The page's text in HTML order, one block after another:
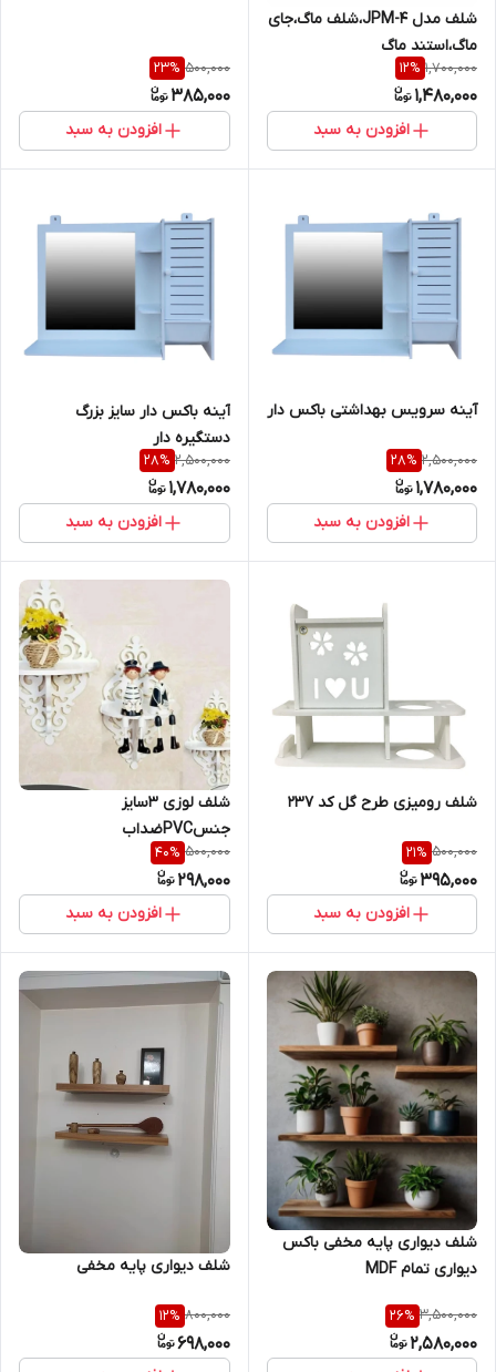
شلف مدل JPM-4،شلف ماگ،جای
ماگ،استند ماگ
1,700,000
12%
1,480,000
افزودن به سبد
500,000
23%
385,000
افزودن به سبد
آینه سرویس بهداشتی باکس دار
2,500,000
28%
1,780,000
افزودن به سبد
آینه باکس دار سایز بزرگ
دستگیره دار
2,500,000
28%
1,780,000
افزودن به سبد
شلف رومیزی طرح گل کد 237
500,000
21%
395,000
افزودن به سبد
شلف لوزی ۳سایز
جنسPVCضداب
500,000
40%
298,000
افزودن به سبد
شلف دیواری پایه مخفی باکس
دیواری تمام MDF
3,500,000
26%
2,580,000
شلف دیواری پایه مخفی
800,000
12%
698,000